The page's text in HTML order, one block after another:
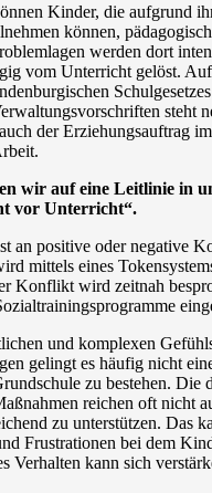
Kinder, die aufgrund
können,
werden dort
vom Unterricht gelöst.
steht
der Erziehungsauftrag
wir auf eine Leitlinie in
vor Unterricht“.
an positive oder negative
mittels eines
Konflikt wird zeitnah
und komplexen
gelingt es häufig nicht
zu bestehen. Die
reichen oft nicht
zu unterstützen. Das
Frustrationen bei dem
Verhalten kann sich